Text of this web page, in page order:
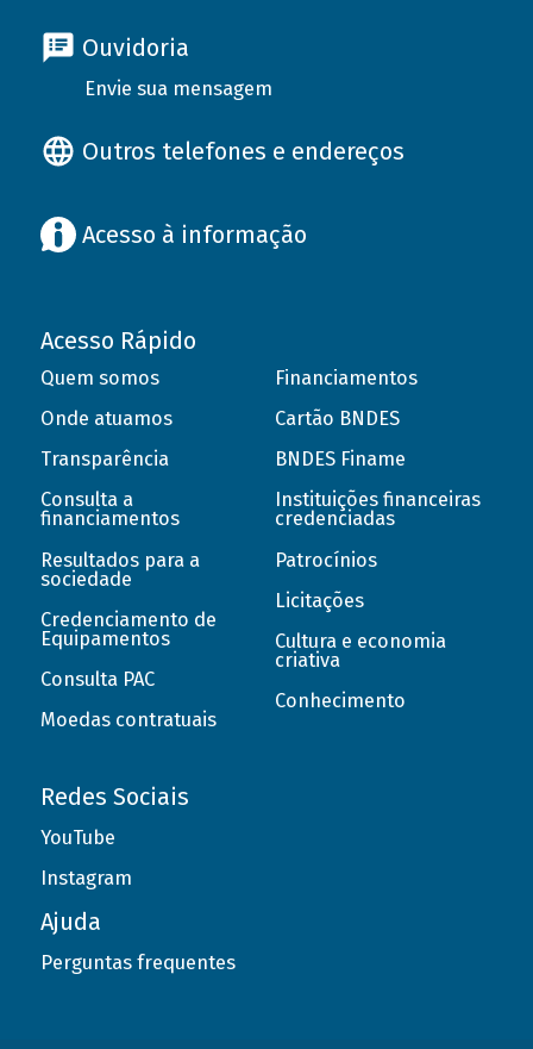
Ouvidoria
Envie sua mensagem
Outros telefones e endereços
Acesso à informação
Acesso Rápido
Quem somos
Onde atuamos
Transparência
Consulta a
financiamentos
Resultados para a
sociedade
Credenciamento de
Equipamentos
Consulta PAC
Moedas contratuais
Financiamentos
Cartão BNDES
BNDES Finame
Instituições financeiras
credenciadas
Patrocínios
Licitações
Cultura e economia
criativa
Conhecimento
Redes Sociais
YouTube
Instagram
Ajuda
Perguntas frequentes